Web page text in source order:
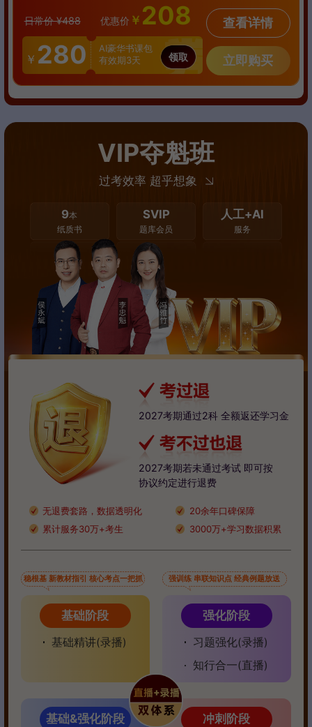
日常价 ¥488优惠价 ￥ 208
￥ 280
AI豪华书课包
有效期3天
领取
查看详情
立即购买
VIP夺魁班
过考效率 超乎想象
9本
纸质书
SVIP
题库会员
人工+AI
服务
2027考期通过2科 全额返还学习金
2027考期若未通过考试 即可按
协议约定进行退费
无退费套路，数据透明化
20余年口碑保障
累计服务30万+考生
3000万+学习数据积累
稳根基 新教材指引 核心考点一把抓
基础阶段
基础精讲(录播)
强训练 串联知识点 经典例题放送
强化阶段
习题强化(录播)
知行合一(直播)
基础&强化阶段 冲刺阶段